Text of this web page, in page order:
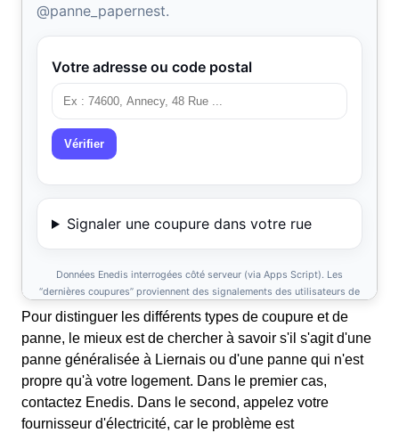
Pour distinguer les différents types de coupure et de
panne, le mieux est de chercher à savoir s'il s'agit d'une
panne généralisée à Liernais ou d'une panne qui n'est
propre qu'à votre logement. Dans le premier cas,
contactez Enedis. Dans le second, appelez votre
fournisseur d'électricité, car le problème est